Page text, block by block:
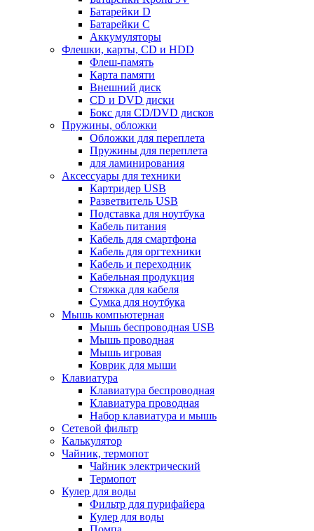
Батарейки D
Батарейки С
Аккумуляторы
Флешки, карты, CD и HDD
Флеш-память
Карта памяти
Внешний диск
CD и DVD диски
Бокс для CD/DVD дисков
Пружины, обложки
Обложки для переплета
Пружины для переплета
для ламинирования
Аксессуары для техники
Картридер USB
Разветвитель USB
Подставка для ноутбука
Кабель питания
Кабель для смартфона
Кабель для оргтехники
Кабель и переходник
Кабельная продукция
Стяжка для кабеля
Сумка для ноутбука
Мышь компьютерная
Мышь беспроводная USB
Мышь проводная
Мышь игровая
Коврик для мыши
Клавиатура
Клавиатура беспроводная
Клавиатура проводная
Набор клавиатура и мышь
Сетевой фильтр
Калькулятор
Чайник, термопот
Чайник электрический
Термопот
Кулер для воды
Фильтр для пурифайера
Кулер для воды